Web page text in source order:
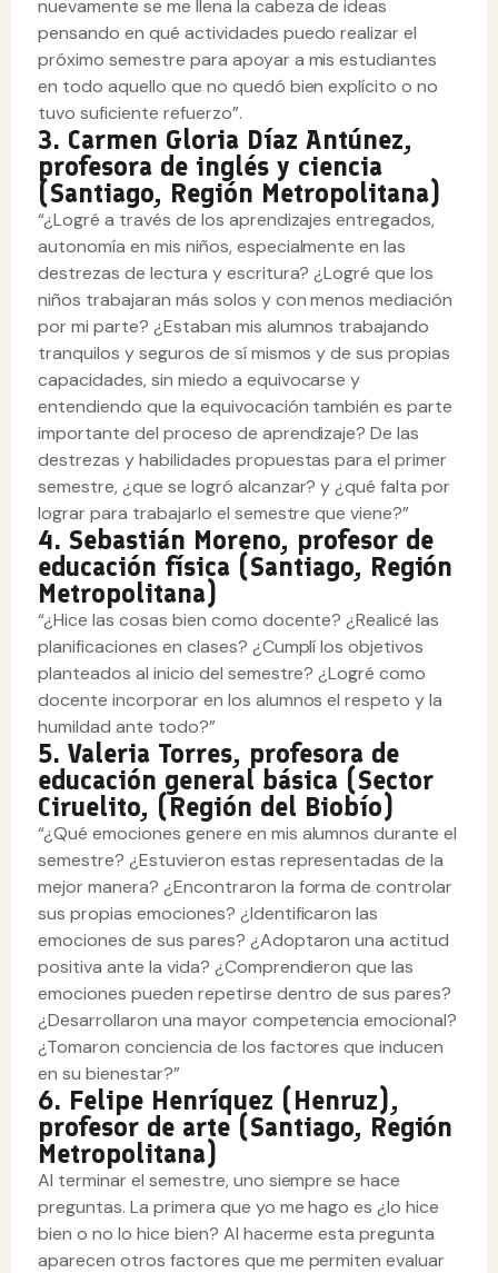
nuevamente se me llena la cabeza de ideas
pensando en qué actividades puedo realizar el
próximo semestre para apoyar a mis estudiantes
en todo aquello que no quedó bien explícito o no
tuvo suficiente refuerzo”.
3. Carmen Gloria Díaz Antúnez,
profesora de inglés y ciencia
(Santiago, Región Metropolitana)
“¿Logré a través de los aprendizajes entregados,
autonomía en mis niños, especialmente en las
destrezas de lectura y escritura? ¿Logré que los
niños trabajaran más solos y con menos mediación
por mi parte? ¿Estaban mis alumnos trabajando
tranquilos y seguros de sí mismos y de sus propias
capacidades, sin miedo a equivocarse y
entendiendo que la equivocación también es parte
importante del proceso de aprendizaje? De las
destrezas y habilidades propuestas para el primer
semestre, ¿que se logró alcanzar? y ¿qué falta por
lograr para trabajarlo el semestre que viene?”
4. Sebastián Moreno, profesor de
educación física (Santiago, Región
Metropolitana)
“¿Hice las cosas bien como docente? ¿Realicé las
planificaciones en clases? ¿Cumplí los objetivos
planteados al inicio del semestre? ¿Logré como
docente incorporar en los alumnos el respeto y la
humildad ante todo?”
5. Valeria Torres, profesora de
educación general básica (Sector
Ciruelito, (Región del Biobío)
“¿Qué emociones genere en mis alumnos durante el
semestre? ¿Estuvieron estas representadas de la
mejor manera? ¿Encontraron la forma de controlar
sus propias emociones? ¿Identificaron las
emociones de sus pares? ¿Adoptaron una actitud
positiva ante la vida? ¿Comprendieron que las
emociones pueden repetirse dentro de sus pares?
¿Desarrollaron una mayor competencia emocional?
¿Tomaron conciencia de los factores que inducen
en su bienestar?”
6. Felipe Henríquez (Henruz),
profesor de arte (Santiago, Región
Metropolitana)
Al terminar el semestre, uno siempre se hace
preguntas. La primera que yo me hago es ¿lo hice
bien o no lo hice bien? Al hacerme esta pregunta
aparecen otros factores que me permiten evaluar